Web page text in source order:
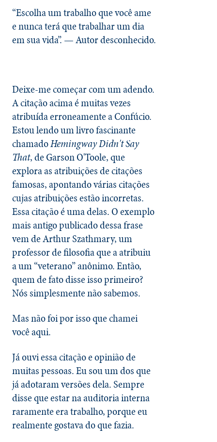
“Escolha um trabalho que você ame
e nunca terá que trabalhar um dia
em sua vida”. — Autor desconhecido.
Deixe-me começar com um adendo.
A citação acima é muitas vezes
atribuída erroneamente a Confúcio.
Estou lendo um livro fascinante
chamadoHemingway Didn't Say
That, de Garson O'Toole, que
explora as atribuições de citações
famosas, apontando várias citações
cujas atribuições estão incorretas.
Essa citação é uma delas. O exemplo
mais antigo publicado dessa frase
vem de Arthur Szathmary, um
professor de filosofia que a atribuiu
a um “veterano” anônimo. Então,
quem de fato disse isso primeiro?
Nós simplesmente não sabemos.
Mas não foi por isso que chamei
você aqui.
Já ouvi essa citação e opinião de
muitas pessoas. Eu sou um dos que
já adotaram versões dela. Sempre
disse que estar na auditoria interna
raramente era trabalho, porque eu
realmente gostava do que fazia.